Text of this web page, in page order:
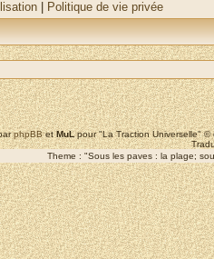
Politique de vie privée
phpBBetMuLpour "La Traction Universelle"
Theme : "Sous les paves : la plage;